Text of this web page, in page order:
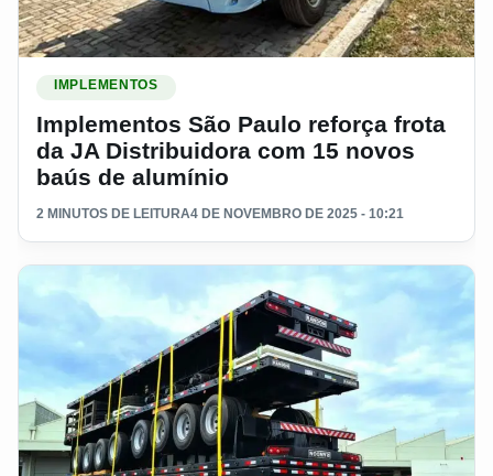
IMPLEMENTOS
Implementos São Paulo reforça frota
da JA Distribuidora com 15 novos
baús de alumínio
2 MINUTOS DE LEITURA4 DE NOVEMBRO DE 2025 - 10:21